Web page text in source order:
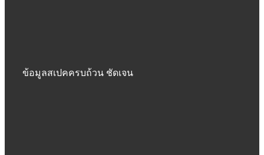
ข้อมูลสเปคครบถ้วน ชัดเจน